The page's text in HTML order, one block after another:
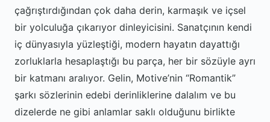
çağrıştırdığından çok daha derin, karmaşık ve içsel
bir yolculuğa çıkarıyor dinleyicisini. Sanatçının kendi
iç dünyasıyla yüzleştiği, modern hayatın dayattığı
zorluklarla hesaplaştığı bu parça, her bir sözüyle ayrı
bir katmanı aralıyor. Gelin, Motive’nin “Romantik”
şarkı sözlerinin edebi derinliklerine dalalım ve bu
dizelerde ne gibi anlamlar saklı olduğunu birlikte